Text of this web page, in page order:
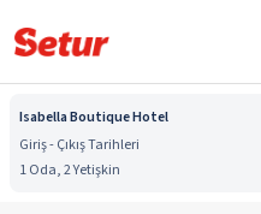
Isabella Boutique Hotel
Giriş - Çıkış Tarihleri
1 Oda, 2 Yetişkin